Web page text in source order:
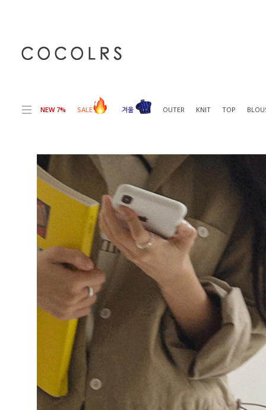
NEW 7% SALE 겨울 OUTER KNIT TOP